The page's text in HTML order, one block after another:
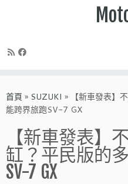
to
content
首頁 » SUZUKI »
【新車發表】
能跨界旅跑SV-7 GX
【新車發表】
缸？平民版的
SV-7 GX